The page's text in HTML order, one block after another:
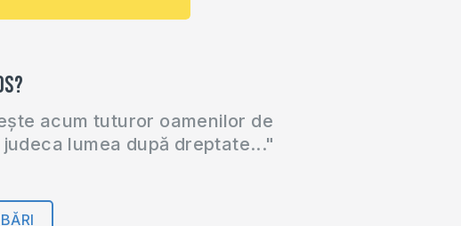
acum tuturor oamenilor de
lumea după dreptate..."